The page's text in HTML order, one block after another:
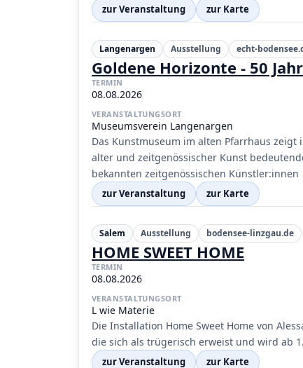
zur Veranstaltung zur Karte
Langenargen Ausstellung echt-
Goldene Horizonte - 50
TERMIN
08.08.2026
VERANSTALTUNGSORT
Museumsverein Langenargen
Das Kunstmuseum im alten Pfarrhaus
alter und zeitgenössischer Kunst
bekannten zeitgenössischen Künstler:innen
zur Veranstaltung zur Karte
Salem Ausstellung bodensee-linzgau.de
HOME SWEET HOME
TERMIN
08.08.2026
VERANSTALTUNGSORT
L wie Materie
Die Installation Home Sweet Home von
die sich als trügerisch erweist und wird ab
zur Veranstaltung zur Karte